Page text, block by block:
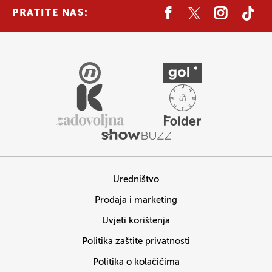
PRATITE NAS:
Uredništvo
Prodaja i marketing
Uvjeti korištenja
Politika zaštite privatnosti
Politika o kolačićima